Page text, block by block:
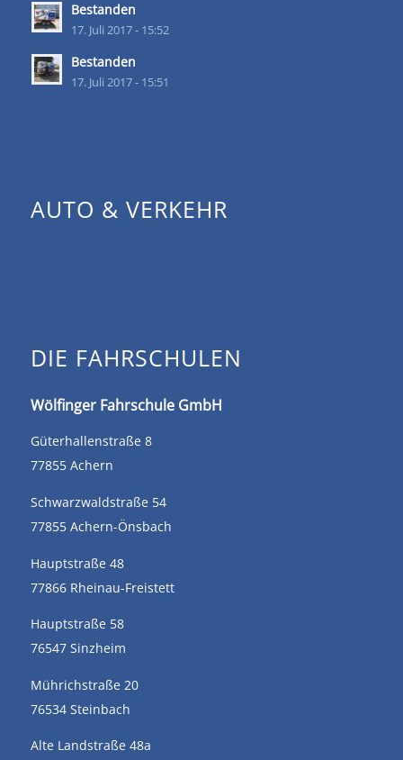
Bestanden
17. Juli 2017 - 15:52
Bestanden
17. Juli 2017 - 15:51
AUTO & VERKEHR
DIE FAHRSCHULEN
Wölfinger Fahrschule GmbH
Güterhallenstraße 8
77855 Achern
Schwarzwaldstraße 54
77855 Achern-Önsbach
Hauptstraße 48
77866 Rheinau-Freistett
Hauptstraße 58
76547 Sinzheim
Mührichstraße 20
76534 Steinbach
Alte Landstraße 48a